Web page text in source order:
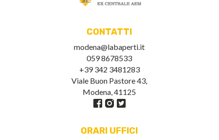
CONTATTI
modena@labaperti.it
059 8678533
+39 342 3481283
Viale Buon Pastore 43,
Modena, 41125
ORARI UFFICI